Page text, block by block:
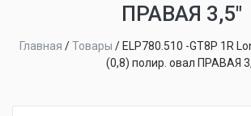
ПРАВАЯ 3,5"
Главная /Товары / ELP780.510 -GT8P 1R
(0,8) полир. овал ПРАВАЯ